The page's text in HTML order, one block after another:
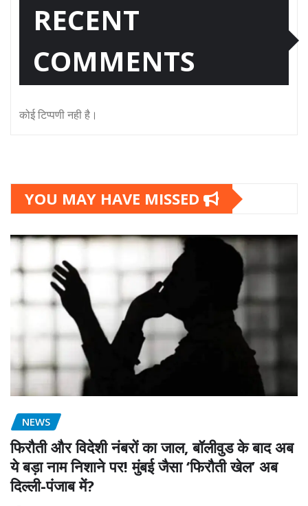
RECENT
COMMENTS
कोई टिप्पणी नही है।
YOU MAY HAVE MISSED
NEWS
फिरौती और विदेशी नंबरों का जाल, बॉलीवुड के बाद अब
ये बड़ा नाम निशाने पर! मुंबई जैसा ‘फिरौती खेल’ अब
दिल्ली-पंजाब में?